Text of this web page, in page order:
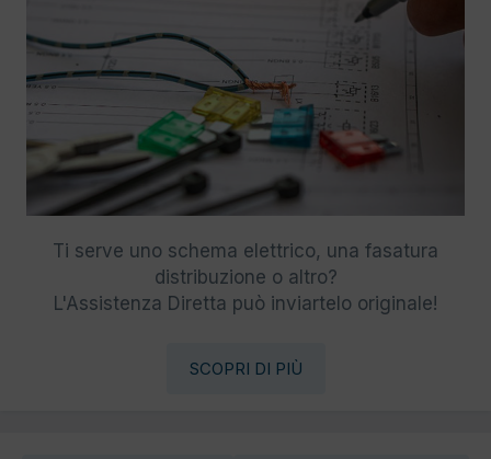
Ti serve uno schema elettrico, una fasatura
distribuzione o altro?
L'Assistenza Diretta può inviartelo originale!
SCOPRI DI PIÙ